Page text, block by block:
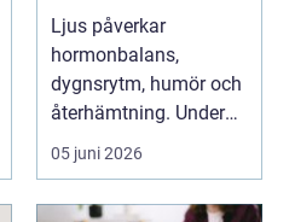
välbefinnande
Ljus påverkar
hormonbalans,
dygnsrytm, humör och
återhämtning. Under
senare år har en ny typ
av prod...
05 juni 2026